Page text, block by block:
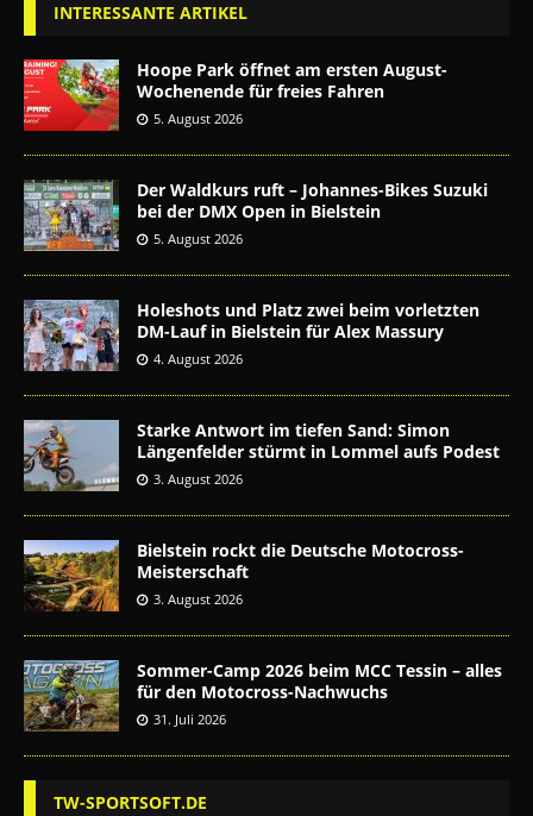
INTERESSANTE ARTIKEL
Hoope Park öffnet am ersten August-
Wochenende für freies Fahren
5. August 2026
Der Waldkurs ruft – Johannes-Bikes Suzuki
bei der DMX Open in Bielstein
5. August 2026
Holeshots und Platz zwei beim vorletzten
DM-Lauf in Bielstein für Alex Massury
4. August 2026
Starke Antwort im tiefen Sand: Simon
Längenfelder stürmt in Lommel aufs Podest
3. August 2026
Bielstein rockt die Deutsche Motocross-
Meisterschaft
3. August 2026
Sommer-Camp 2026 beim MCC Tessin – alles
für den Motocross-Nachwuchs
31. Juli 2026
TW-SPORTSOFT.DE